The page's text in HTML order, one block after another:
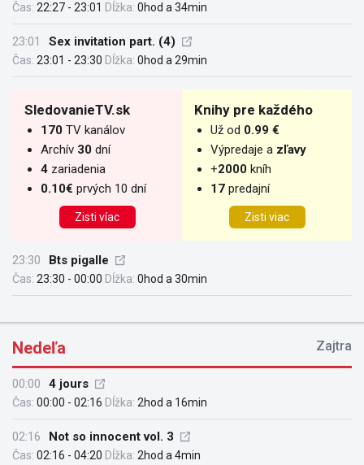
Čas: 22:27 - 23:01 Dĺžka: 0hod a 34min
23:01 Sex invitation part. (4)
Čas: 23:01 - 23:30 Dĺžka: 0hod a 29min
SledovanieTV.sk
170 TV kanálov
Archív 30 dní
4 zariadenia
0.10€ prvých 10 dní
Zisti víac
Knihy pre každého
Už od 0.99 €
Výpredaje a zľavy
+2000 kníh
17 predajní
Zisti viac
23:30 Bts pigalle
Čas: 23:30 - 00:00 Dĺžka: 0hod a 30min
Nedeľa Zajtra
00:00 4 jours
Čas: 00:00 - 02:16 Dĺžka: 2hod a 16min
02:16 Not so innocent vol. 3
Čas: 02:16 - 04:20 Dĺžka: 2hod a 4min